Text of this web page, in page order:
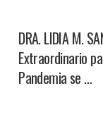
DRA. LIDIA M.
Extraordinario
Pandemia se …